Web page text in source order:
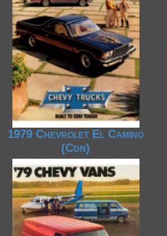
1979 Chevrolet El Camino
(Cdn)